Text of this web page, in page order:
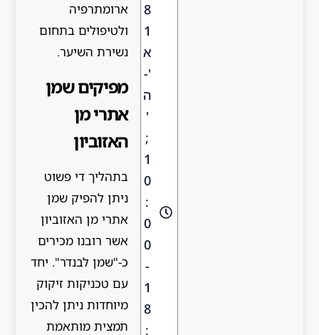
8
1
א
'-
ה
1
0
0
0
-
1
8
ארומתרפיה
ולטיפולים בתחום
נשירת השיער.
מפיקים שמן
אתרי מן
האזוביון
בתהליך די פשוט
ניתן להפיק שמן
אתרי מן האזוביון
אשר רובנו מכירים
כ-"שמן לבנדר". יחד
עם טכניקות זיקוק
מיוחדות ניתן להכין
תמצית מותאמת